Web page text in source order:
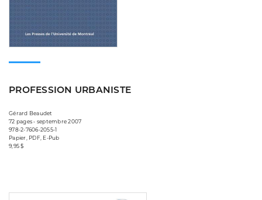
PROFESSION URBANISTE
Gérard Beaudet
72 pages • septembre 2007
978-2-7606-2055-1
Papier, PDF, E-Pub
9,95 $